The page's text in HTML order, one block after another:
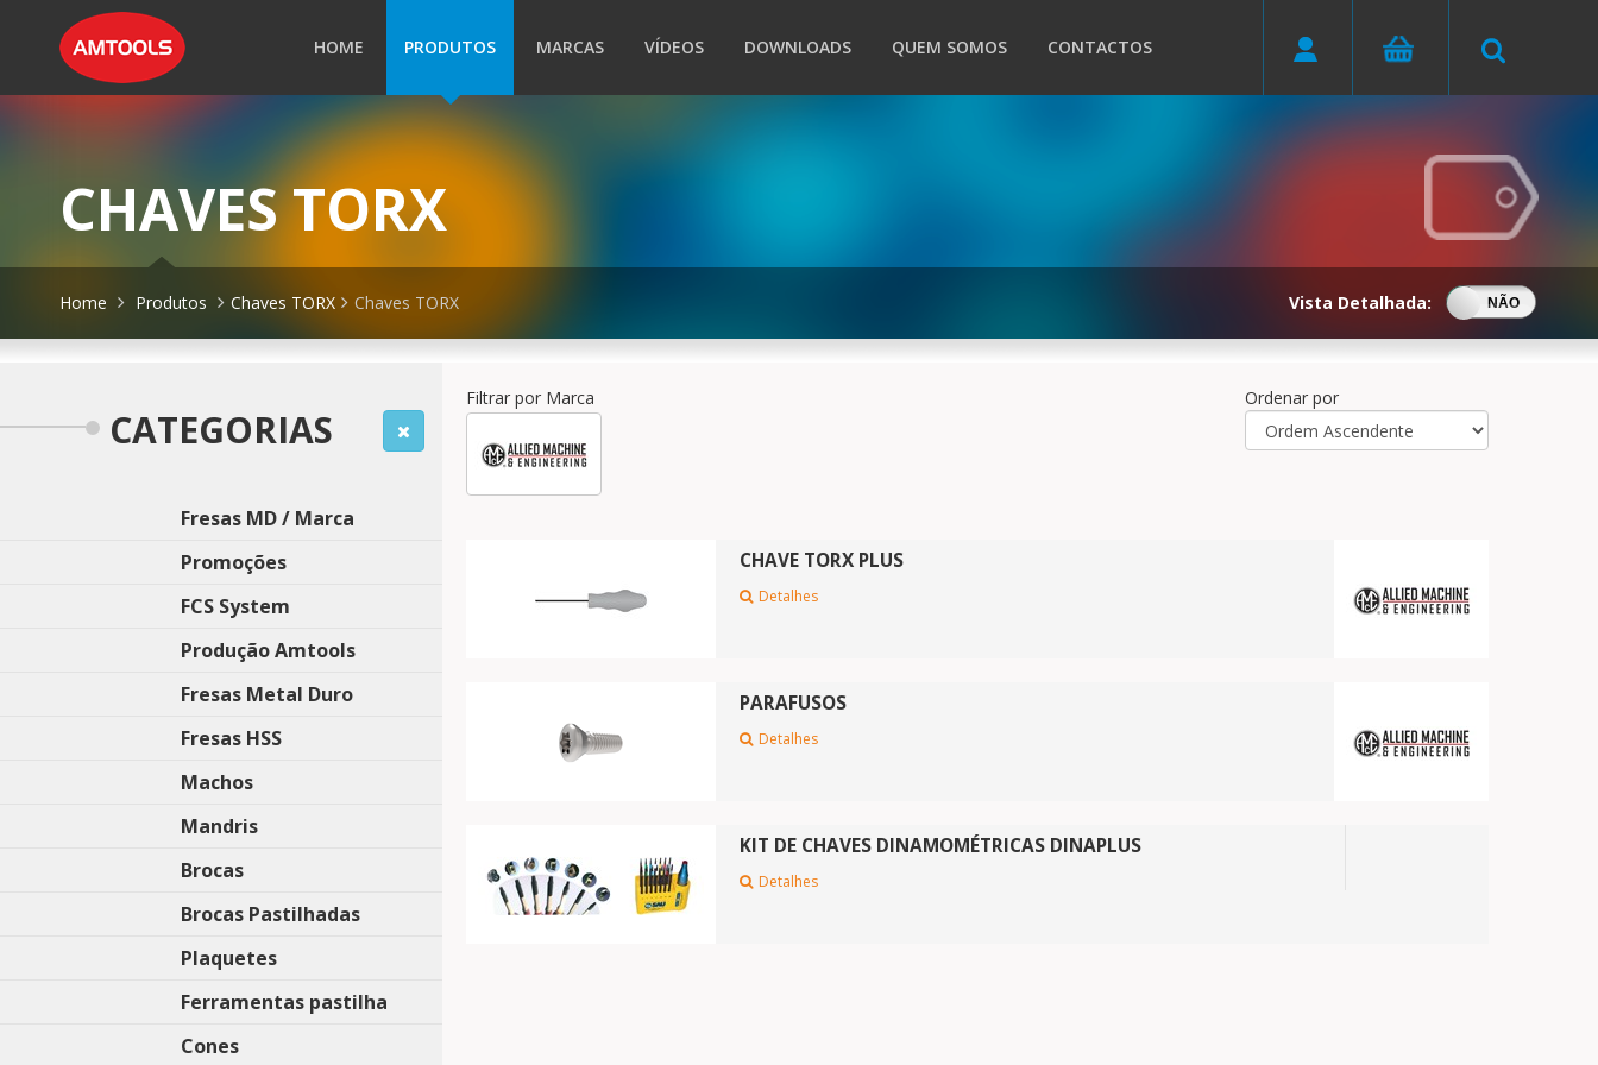
HOME PRODUTOS MARCAS VÍDEOS DOWNLOADS QUEM SOMOS CONTACTOS
CHAVES TORX
Vista Detalhada:
SIM NÃO
Home Produtos Chaves TORX Chaves TORX
CATEGORIAS
Fresas MD / Marca
Promoções
FCS System
Produção Amtools
Fresas Metal Duro
Fresas HSS
Machos
Mandris
Brocas
Brocas Pastilhadas
Plaquetes
Ferramentas pastilha
Cones
Filtrar por Marca Ordenar por
CHAVE TORX PLUS
Detalhes
PARAFUSOS
Detalhes
KIT DE CHAVES DINAMOMÉTRICAS DINAPLUS
Detalhes